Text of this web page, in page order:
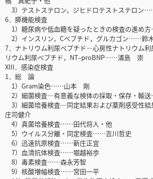
3）テストステロン，ジヒドロテストステロン
6．膵機能検査
1）糖尿病や低血糖を疑ったときの検査の進め
2）インスリン，Cペプチド，グルカゴン……
7．ナトリウム利尿ペプチド―心房性ナトリウム利
リウム利尿ペプチド，NT‒proBNP……浦島 崇
XIII．感染症検査
1．総 論
1）Gram染色……山本 剛
2）細菌検査―有意義な検体の採取・保存・輸
3）細菌培養検査―同定結果および薬剤感受性
庄司健介
4）真菌培養検査……田代将人・他
5）ウイルス分離・同定検査……吉川哲史
6）迅速抗原検査……新庄正宜
7）血清抗体検査……堀越裕歩
8）毒素検査……森永芳智
9）核酸増幅検査……宮田一平